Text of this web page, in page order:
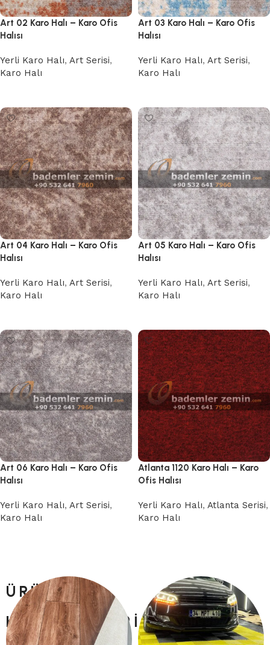
Art 02 Karo Halı – Karo Ofis
Halısı
Yerli Karo Halı, Art Serisi,
Karo Halı
Art 03 Karo Halı – Karo Ofis
Halısı
Yerli Karo Halı, Art Serisi,
Karo Halı
Art 04 Karo Halı – Karo Ofis
Halısı
Yerli Karo Halı, Art Serisi,
Karo Halı
Art 05 Karo Halı – Karo Ofis
Halısı
Yerli Karo Halı, Art Serisi,
Karo Halı
Art 06 Karo Halı – Karo Ofis
Halısı
Yerli Karo Halı, Art Serisi,
Karo Halı
Atlanta 1120 Karo Halı – Karo
Ofis Halısı
Yerli Karo Halı, Atlanta Serisi,
Karo Halı
ÜRÜN
KATEGORILERI